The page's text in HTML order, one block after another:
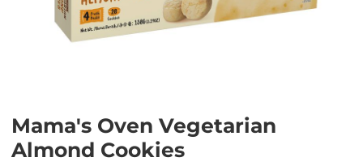
Mama's Oven Vegetarian
Almond Cookies
Ngày hết hạn: